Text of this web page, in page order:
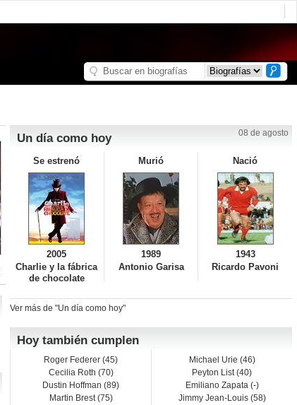
Un día como hoy 08 de agosto
Se estrenó
2005
Charlie y la fábrica
de chocolate
Murió
1989
Antonio Garisa
Nació
1943
Ricardo Pavoni
Ver más de "Un día como hoy"
Hoy también cumplen
Roger Federer (45)
Cecilia Roth (70)
Dustin Hoffman (89)
Martin Brest (75)
Michael Urie (46)
Peyton List (40)
Emiliano Zapata (-)
Jimmy Jean-Louis (58)